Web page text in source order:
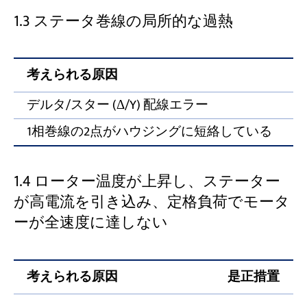
1.3 ステータ巻線の局所的な過熱
考えられる原因
デルタ/スター (Δ/Y) 配線エラー
1相巻線の2点がハウジングに短絡している
1.4 ローター温度が上昇し、ステーター
が高電流を引き込み、定格負荷でモータ
ーが全速度に達しない
考えられる原因
是正措置